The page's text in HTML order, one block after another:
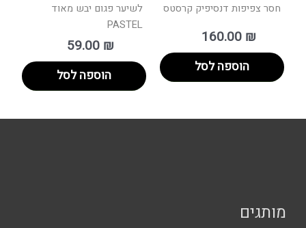
חסר צפיפות דנסיפיק קרסטס
160.00 ₪
הוספה לסל
לשיער פגום יבש מאוד
PASTEL
59.00 ₪
הוספה לסל
מותגים